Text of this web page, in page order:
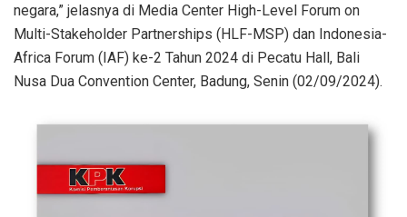
negara,” jelasnya di Media Center High-Level Forum on
Multi-Stakeholder Partnerships (HLF-MSP) dan Indonesia-
Africa Forum (IAF) ke-2 Tahun 2024 di Pecatu Hall, Bali
Nusa Dua Convention Center, Badung, Senin (02/09/2024).